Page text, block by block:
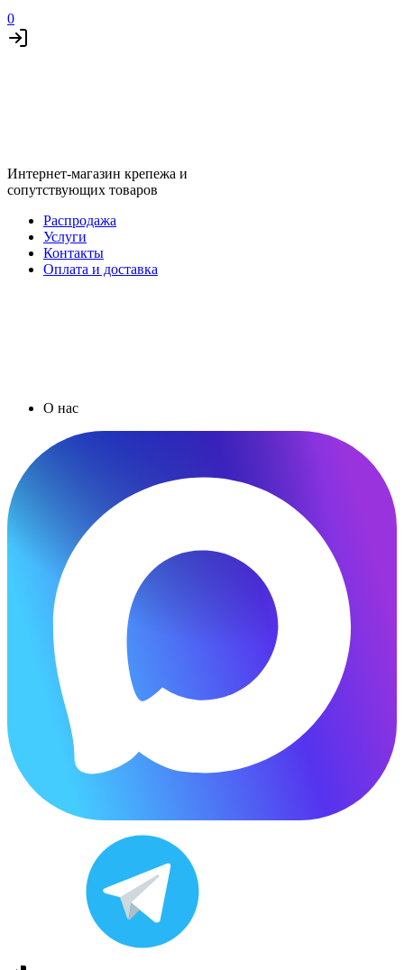
0
Интернет-магазин крепежа и
сопутствующих товаров
Распродажа
Услуги
Контакты
Оплата и доставка
О нас